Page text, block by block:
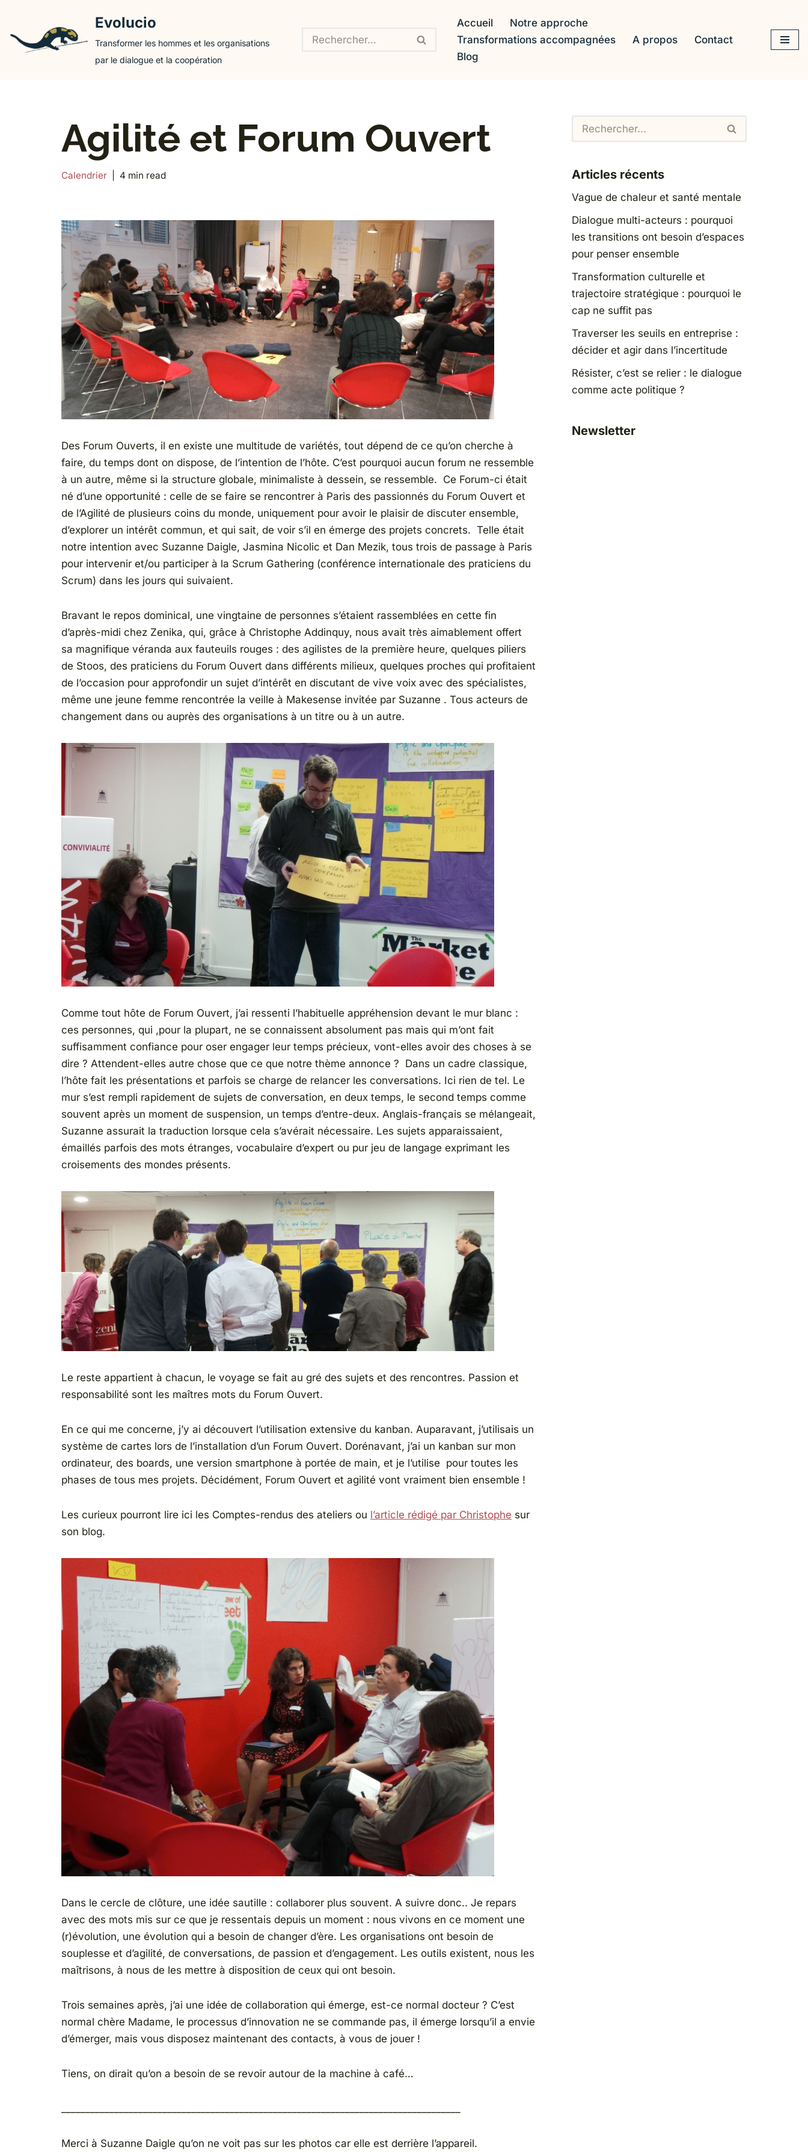
Aller
Evolucio
Transformer les hommes et les organisations
par le dialogue et la coopération
Accueil
Notre approche
Transformations accompagnées
A propos
Contact
Blog
Agilité et Forum Ouvert
Calendrier 4 min read
Des Forum Ouverts, il en existe une multitude de variétés, tout dépend de ce qu’on cherche à
faire, du temps dont on dispose, de l’intention de l’hôte. C’est pourquoi aucun forum ne ressemble
à un autre, même si la structure globale, minimaliste à dessein, se ressemble. Ce Forum-ci était
né d’une opportunité : celle de se faire se rencontrer à Paris des passionnés du Forum Ouvert et
de l’Agilité de plusieurs coins du monde, uniquement pour avoir le plaisir de discuter ensemble,
d’explorer un intérêt commun, et qui sait, de voir s’il en émerge des projets concrets. Telle était
notre intention avec Suzanne Daigle, Jasmina Nicolic et Dan Mezik, tous trois de passage à Paris
pour intervenir et/ou participer à la Scrum Gathering (conférence internationale des praticiens du
Scrum) dans les jours qui suivaient.
Bravant le repos dominical, une vingtaine de personnes s’étaient rassemblées en cette fin
d’après-midi chez Zenika, qui, grâce à Christophe Addinquy, nous avait très aimablement offert
sa magnifique véranda aux fauteuils rouges : des agilistes de la première heure, quelques piliers
de Stoos, des praticiens du Forum Ouvert dans différents milieux, quelques proches qui profitaient
de l’occasion pour approfondir un sujet d’intérêt en discutant de vive voix avec des spécialistes,
même une jeune femme rencontrée la veille à Makesense invitée par Suzanne . Tous acteurs de
changement dans ou auprès des organisations à un titre ou à un autre.
Comme tout hôte de Forum Ouvert, j’ai ressenti l’habituelle appréhension devant le mur blanc :
ces personnes, qui ,pour la plupart, ne se connaissent absolument pas mais qui m’ont fait
suffisamment confiance pour oser engager leur temps précieux, vont-elles avoir des choses à se
dire ? Attendent-elles autre chose que ce que notre thème annonce ? Dans un cadre classique,
l’hôte fait les présentations et parfois se charge de relancer les conversations. Ici rien de tel. Le
mur s’est rempli rapidement de sujets de conversation, en deux temps, le second temps comme
souvent après un moment de suspension, un temps d’entre-deux. Anglais-français se mélangeait,
Suzanne assurait la traduction lorsque cela s’avérait nécessaire. Les sujets apparaissaient,
émaillés parfois des mots étranges, vocabulaire d’expert ou pur jeu de langage exprimant les
croisements des mondes présents.
Le reste appartient à chacun, le voyage se fait au gré des sujets et des rencontres. Passion et
responsabilité sont les maîtres mots du Forum Ouvert.
En ce qui me concerne, j’y ai découvert l’utilisation extensive du kanban. Auparavant, j’utilisais un
système de cartes lors de l’installation d’un Forum Ouvert. Dorénavant, j’ai un kanban sur mon
ordinateur, des boards, une version smartphone à portée de main, et je l’utilise pour toutes les
phases de tous mes projets. Décidément, Forum Ouvert et agilité vont vraiment bien ensemble !
Les curieux pourront lire ici les Comptes-rendus des ateliers ou l’article rédigé par Christophe sur
son blog.
Dans le cercle de clôture, une idée sautille : collaborer plus souvent. A suivre donc.. Je repars
avec des mots mis sur ce que je ressentais depuis un moment : nous vivons en ce moment une
(r)évolution, une évolution qui a besoin de changer d’ère. Les organisations ont besoin de
souplesse et d’agilité, de conversations, de passion et d’engagement. Les outils existent, nous les
maîtrisons, à nous de les mettre à disposition de ceux qui ont besoin.
Trois semaines après, j’ai une idée de collaboration qui émerge, est-ce normal docteur ? C’est
normal chère Madame, le processus d’innovation ne se commande pas, il émerge lorsqu’il a envie
d’émerger, mais vous disposez maintenant des contacts, à vous de jouer !
Tiens, on dirait qu’on a besoin de se revoir autour de la machine à café…
Merci à Suzanne Daigle qu’on ne voit pas sur les photos car elle est derrière l’appareil.
Articles récents
Vague de chaleur et santé mentale
Dialogue multi-acteurs : pourquoi
les transitions ont besoin d’espaces
pour penser ensemble
Transformation culturelle et
trajectoire stratégique : pourquoi le
cap ne suffit pas
Traverser les seuils en entreprise :
décider et agir dans l’incertitude
Résister, c’est se relier : le dialogue
comme acte politique ?
Newsletter